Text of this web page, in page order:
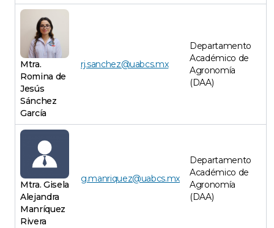
Mtra.
Romina de
Jesús
Sánchez
García
rj.sanchez@uabcs.mx
Departamento
Académico de
Agronomía
(DAA)
Mtra. Gisela
Alejandra
Manríquez
Rivera
g.manriquez@uabcs.mx
Departamento
Académico de
Agronomía
(DAA)